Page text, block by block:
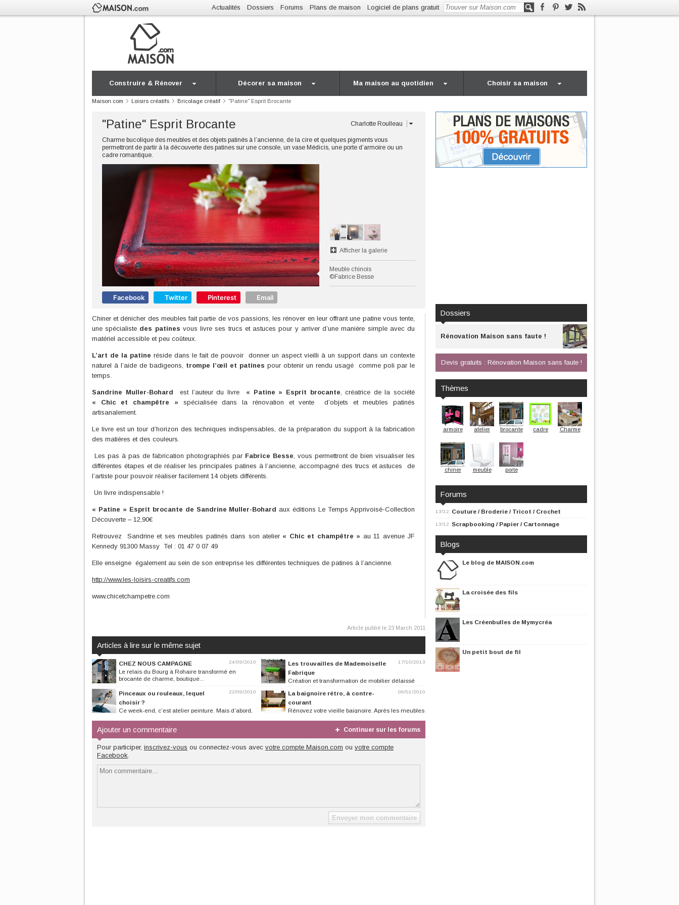
Actualités Dossiers Forums Plans de maison Logiciel de plans gratuit
Construire & Rénover Décorer sa maison Ma maison au quotidien Choisir sa maison
Maison.com Loisirs créatifs Bricolage créatif "Patine" Esprit Brocante
"Patine" Esprit Brocante Charlotte Roulleau
Charme bucolique des meubles et des objets patinés à l’ancienne, de la cire et quelques pigments vous
permettront de partir à la découverte des patines sur une console, un vase Médicis, une porte d’armoire ou un
cadre romantique.
Afficher la galerie
Meuble chinois
©Fabrice Besse
Facebook Twitter Pinterest Email
Chiner et dénicher des meubles fait partie de vos passions, les rénover en leur offrant une patine vous tente,
une spécialiste des patines vous livre ses trucs et astuces pour y arriver d’une manière simple avec du
matériel accessible et peu coûteux.
L’art de la patine réside dans le fait de pouvoir
donner un aspect vieilli à un support dans un contexte
naturel à l’aide de badigeons, trompe l’œil et patines pour obtenir un rendu usagé
comme poli par le
temps.
Sandrine Muller-Bohard est l’auteur du livre « Patine » Esprit brocante, créatrice de la société
« Chic et champêtre » spécialisée dans la rénovation et vente
d’objets et meubles patinés
artisanalement.
Le livre est un tour d’horizon des techniques indispensables, de la préparation du support à la fabrication
des matières et des couleurs.
Les pas à pas de fabrication photographiés par Fabrice Besse, vous permettront de bien visualiser les
différentes étapes et de réaliser les principales patines à l’ancienne, accompagné des trucs et astuces
de
l’artiste pour pouvoir réaliser facilement 14 objets différents.
Un livre indispensable !
« Patine » Esprit brocante de Sandrine Muller-Bohard aux éditions Le Temps Apprivoisé-Collection
Découverte – 12,90€
Retrouvez Sandrine et ses meubles patinés dans son atelier « Chic et champêtre » au 11 avenue JF
Kennedy 91300 Massy Tel : 01 47 0 07 49
Elle enseigne également au sein de son entreprise les différentes techniques de patines à l’ancienne.
http://www.les-loisirs-creatifs.com
www.chicetchampetre.com
Article publié le 23 March 2011
Articles à lire sur le même sujet
24/09/2010
CHEZ NOUS CAMPAGNE
Le relais du Bourg à Rohaire transformé en
brocante de charme, boutique...
17/10/2013
Les trouvailles de Mademoiselle
Fabrique
Création et transformation de mobilier délaissé
22/09/2010
Pinceaux ou rouleaux, lequel
choisir ?
Ce week-end, c’est atelier peinture. Mais d’abord,
06/01/2010
La baignoire rétro, à contre-
courant
Rénovez votre vieille baignoire. Après les meubles
Ajouter un commentaire Continuer sur les forums
Pour participer, inscrivez-vous ou connectez-vous avec votre compte Maison.com ou votre compte
Facebook.
Dossiers
Rénovation Maison sans faute !
Devis gratuits : Rénovation Maison sans faute !
Thèmes
armoire atelier brocante cadre Charme
chiner meuble porte
Forums
13/12 Couture / Broderie / Tricot / Crochet
13/12 Scrapbooking / Papier / Cartonnage
Blogs
Le blog de MAISON.com
La croisée des fils
Les Créenbulles de Mymycréa
Un petit bout de fil